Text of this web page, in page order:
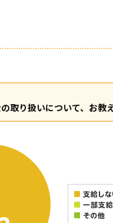
取り扱いについて、お教